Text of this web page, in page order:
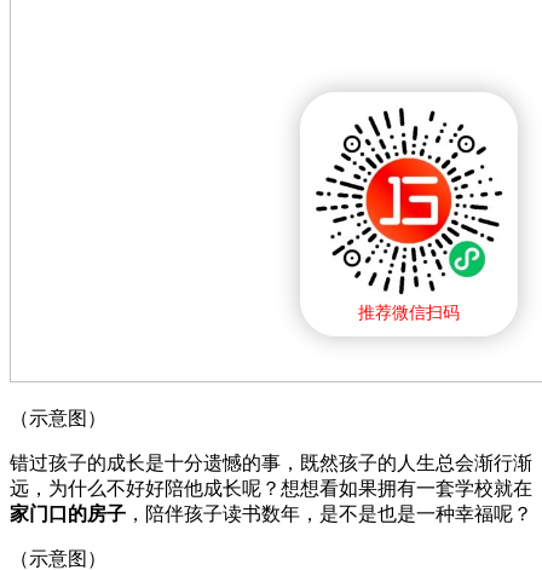
推荐微信扫码
（示意图）
错过孩子的成长是十分遗憾的事，既然孩子的人生总会渐行渐
远，为什么不好好陪他成长呢？想想看如果拥有一套学校就在
家门口的房子 ，陪伴孩子读书数年，是不是也是一种幸福呢？
（示意图）